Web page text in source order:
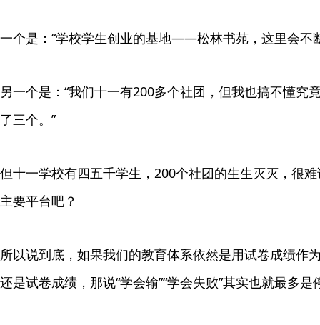
一个是：“学校学生创业的基地——松林书苑，这里会不
另一个是：“我们十一有200多个社团，但我也搞不懂究
了三个。”
但十一学校有四五千学生，200个社团的生生灭灭，很难
主要平台吧？
所以说到底，如果我们的教育体系依然是用试卷成绩作
还是试卷成绩，那说“学会输”“学会失败”其实也就最多